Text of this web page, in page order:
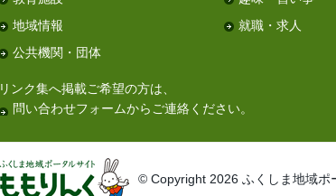
地域情報
就職・求人
公共機関・団体
リンク集へ掲載ご希望の方は、
問い合わせフォームからご連絡ください。
© Copyright 2026 ふくしま地域ポ